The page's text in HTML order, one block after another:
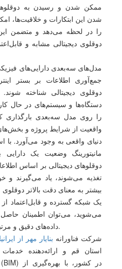
ممکن شدن و رسیدن به
شدن این ابتکارات و خلاقیت‌ها،
را در لحظه می‌دهد و متضمن
دوقلوی دیجیتالی مشابه و
مدل‌های سه‌بعدی دارایی‌های
جمع‌آوری اطلاعات بر بستر
دوقلوی دیجیتالی شناخته
دستگاه‌ها و سیستم‌های در حال
را روی مدل سه‌بعدی بارگذاری
واقعیت از شرایط پروژه و
دنیای واقعی به وجود می‌آورد. با
مانیتورینگ وضعیت یک دارایی
دوقلوهای دیجیتالی بر اساس
تغذیه می‌شوند، یاد می‌گیرند و
بیشتر به معنای دقت بالاتر
یک شبکه گسترده و قابل‌اعتماد
می‌شوید، می‌توان اطمینان
داده‌های دقیق و مرتبط و صحیح را دریافت می‌کند.
شرکت فناورانه بنایار مهر از
استان قم و ارائه‌دهنده خدمات